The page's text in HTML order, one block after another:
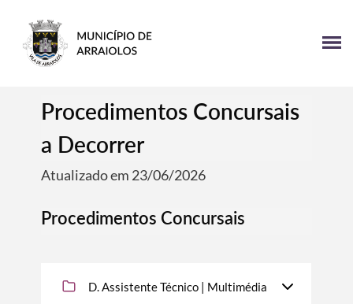
Procedimentos Concursais
a Decorrer
Atualizado em 23/06/2026
Procedimentos Concursais
D. Assistente Técnico | Multimédia